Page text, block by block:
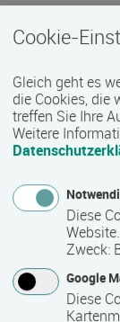
Termin
Bemerkungen
Die
10
Cookie-
Gleich geht es
die Cookies, die
treffen Sie Ihre
Weitere
Diese
Website.
Zweck:
Google
Diese